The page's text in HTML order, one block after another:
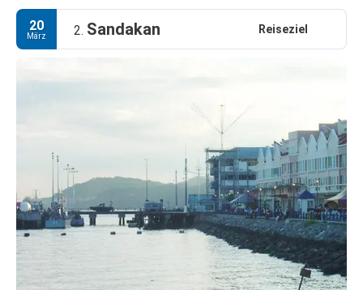
20
März 2. Sandakan Reiseziel